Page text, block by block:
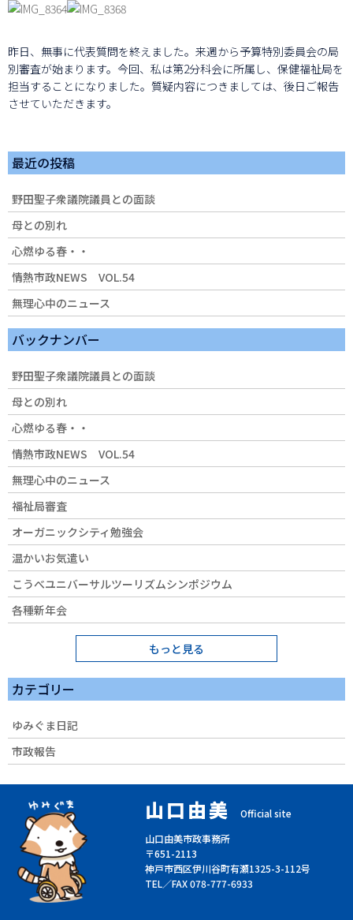
昨日、無事に代表質問を終えました。来週から予算特別委員会の局
別審査が始まります。今回、私は第2分科会に所属し、保健福祉局を
担当することになりました。質疑内容につきましては、後日ご報告
させていただきます。
最近の投稿
野田聖子衆議院議員との面談
母との別れ
心燃ゆる春・・
情熱市政NEWS VOL.54
無理心中のニュース
バックナンバー
野田聖子衆議院議員との面談
母との別れ
心燃ゆる春・・
情熱市政NEWS VOL.54
無理心中のニュース
福祉局審査
オーガニックシティ勉強会
温かいお気遣い
こうべユニバーサルツーリズムシンポジウム
各種新年会
もっと見る
カテゴリー
ゆみぐま日記
市政報告
山口由美
Official site
山口由美市政事務所
〒651-2113
神戸市西区伊川谷町有瀬1325-3-112号
TEL／FAX 078-777-6933